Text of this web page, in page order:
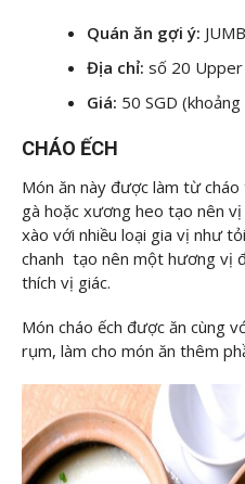
Quán ăn gợi ý:
Địa chỉ: số 20 Upper
Giá: 50 SGD
CHÁO ẾCH
Món ăn này được làm từ
gà hoặc xương heo tạo nên
xào với nhiều loại gia vị như
chanh tạo nên một hương vị
thích vị giác.
Món cháo ếch được ăn cùng
rụm, làm cho món ăn thêm